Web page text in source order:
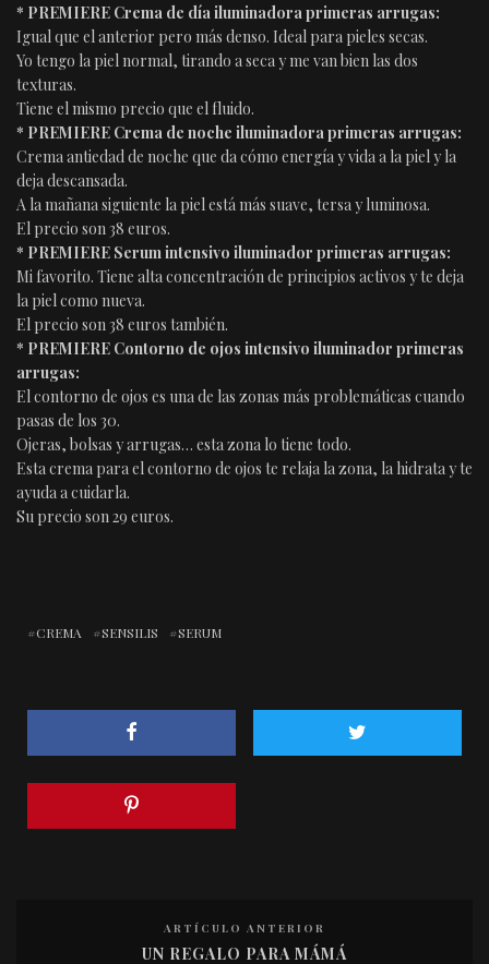
* PREMIERE Crema de día iluminadora primeras arrugas:
Igual que el anterior pero más denso. Ideal para pieles secas.
Yo tengo la piel normal, tirando a seca y me van bien las dos
texturas.
Tiene el mismo precio que el fluido.
* PREMIERE Crema de noche iluminadora primeras arrugas:
Crema antiedad de noche que da cómo energía y vida a la piel y la
deja descansada.
A la mañana siguiente la piel está más suave, tersa y luminosa.
El precio son 38 euros.
* PREMIERE Serum intensivo iluminador primeras arrugas:
Mi favorito. Tiene alta concentración de principios activos y te deja
la piel como nueva.
El precio son 38 euros también.
* PREMIERE Contorno de ojos intensivo iluminador primeras
arrugas:
El contorno de ojos es una de las zonas más problemáticas cuando
pasas de los 30.
Ojeras, bolsas y arrugas… esta zona lo tiene todo.
Esta crema para el contorno de ojos te relaja la zona, la hidrata y te
ayuda a cuidarla.
Su precio son 29 euros.
CREMA SENSILIS SERUM
ARTÍCULO ANTERIOR
UN REGALO PARA MÁMÁ